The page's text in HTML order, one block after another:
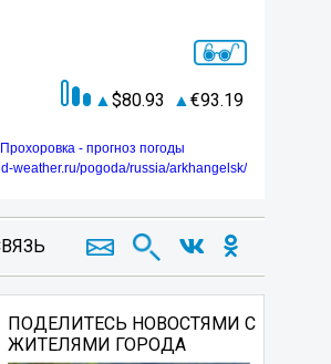
80.93 93.19
Прохоровка - прогноз погоды
weather.ru/pogoda/russia/arkhangelsk/
ПОДЕЛИТЕСЬ НОВОСТЯМИ С
ЖИТЕЛЯМИ ГОРОДА